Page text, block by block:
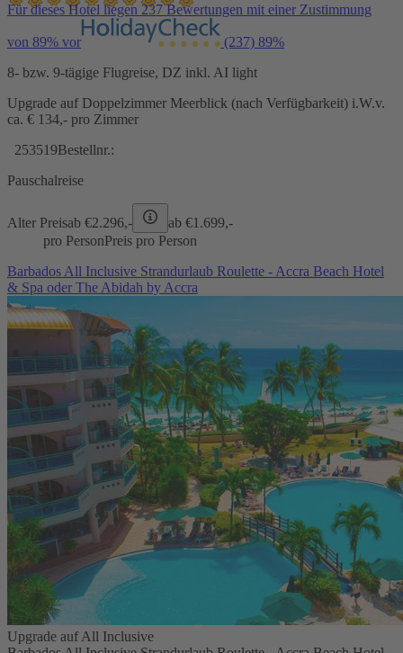
Für dieses Hotel liegen 237 Bewertungen mit einer Zustimmung
von 89% vor (237) 89%
8- bzw. 9-tägige Flugreise, DZ inkl. AI light
Upgrade auf Doppelzimmer Meerblick (nach Verfügbarkeit) i.W.v.
ca. € 134,- pro Zimmer
253519Bestellnr.:
Pauschalreise
Alter Preisab €2.296,- ab €1.699,-
pro PersonPreis pro Person
Barbados All Inclusive Strandurlaub Roulette - Accra Beach Hotel
& Spa oder The Abidah by Accra
Upgrade auf All Inclusive